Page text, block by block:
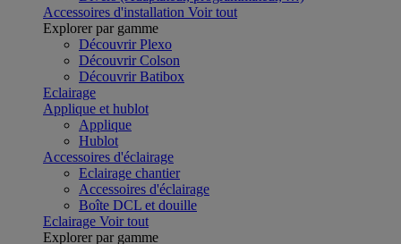
Accessoires d'installation Voir tout
Explorer par gamme
Découvrir Plexo
Découvrir Colson
Découvrir Batibox
Eclairage
Applique et hublot
Applique
Hublot
Accessoires d'éclairage
Eclairage chantier
Accessoires d'éclairage
Boîte DCL et douille
Eclairage Voir tout
Explorer par gamme